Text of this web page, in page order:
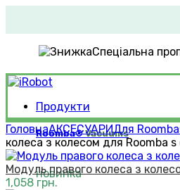
Спеціальна
Продукти
Roomba®Vacuums
новинка
ГоловнаАКСЕСУАРИДля Roomba
колеса з колесом для Roomba s
Модуль правого колеса з
1,058 грн.